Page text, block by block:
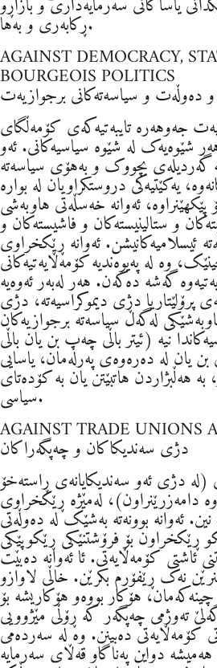
ڕکابەری و بەها.
AGAINST DEMOCRACY,
BOURGEOIS POLITICS
دەوڵەت و سیاسەتەکانی برجوازیەت
جەوهەرە تایبەتیەکەی کۆمەڵگای
شێوەیەک لە شێوە سیاسیەکانی. ئەو
گەردیلەی بچووک و بەهۆی سیاسەتە
یەکێتیەکی دروستکراویان لە بوارە
پێکهێنراوە، ئەوانە خەسڵەتی هاوبەشی
و ستالینیستەکان و فاشیستەکان و
ئیسلامیەکانیشن. ئەوانە ڕێکخراوی
وە لە پەیوەندیە کۆمەڵایەتیەکانی
گەشە دەکەن. هەر لەبەر ئەوەیە
پرۆلێتاریا دژی دیموکراسیەتە، دژی
لەگەڵ سیاسەتە برجوازیەکان
نیە (ئیتر باڵی چەپ بن یان باڵی
یان لە دەرەوەی پەرلەمان، یاسایی
بە هەڵبژاردن هاتبێتن یان بە کۆدەتای
سیاسی.
AGAINST TRADE UNIONS
دژی سەندیکاکان و چەپگەراکان
(لە دژی ئەو سەندیکایانەی ڕاستەخۆ
دامەزرێنراون)، لەمێژە ڕێکخراوی
ئەوانە بوونەتە بەشێک لە دەوڵەتی
ڕێکخراون بۆ فرۆشتنێکی ڕێکوپێکی
ئاشتی کۆمەڵایەتی. ئا ئەوانە دەبێت
نەک ڕێفۆرم بکرێن. خاڵی لاوازو
هۆکار بووەو هۆکاریشە بۆ
تەوژمی چەپگەر کە ڕۆڵی مێژوویی
کۆمەڵایەتی دەبینن. وە لە سەردەمی
هەمیشە دواین پەناگاو قەڵای سەرمایە